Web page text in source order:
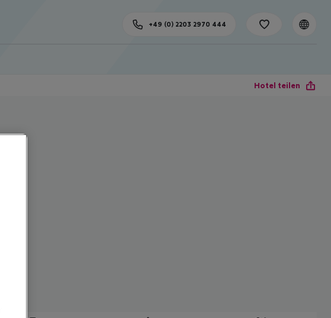
+49 (0) 2203 2970 444
Hotel teilen